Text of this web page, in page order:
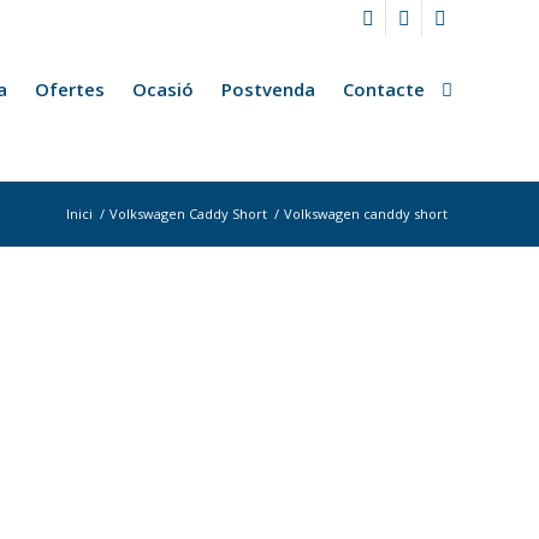
Ofertes Ocasió Postvenda Contacte
Inici / Volkswagen Caddy Short / Volkswagen canddy short